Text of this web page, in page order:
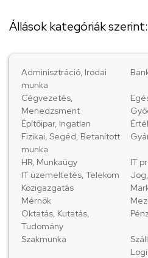
Állások kategóriák szerint:
Adminisztráció, Irodai
munka
Cégvezetés,
Menedzsment
Építőipar, Ingatlan
Fizikai, Segéd, Betanított
munka
HR, Munkaügy
IT
IT üzemeltetés, Telekom
Közigazgatás
Mérnök
Oktatás, Kutatás,
Tudomány
Szakmunka